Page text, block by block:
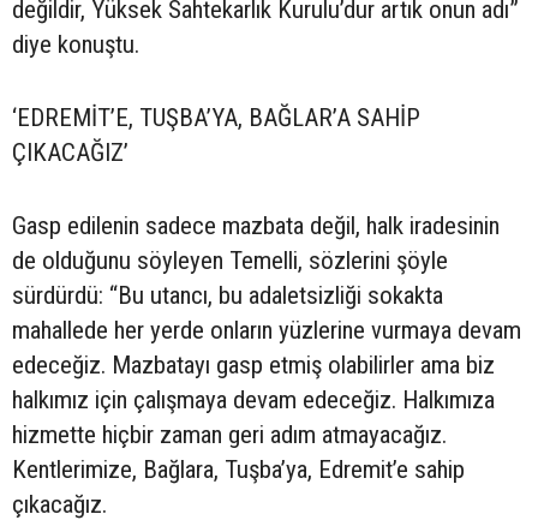
değildir, Yüksek Sahtekarlık Kurulu’dur artık onun adı”
diye konuştu.
‘EDREMİT’E, TUŞBA’YA, BAĞLAR’A SAHİP
ÇIKACAĞIZ’
Gasp edilenin sadece mazbata değil, halk iradesinin
de olduğunu söyleyen Temelli, sözlerini şöyle
sürdürdü: “Bu utancı, bu adaletsizliği sokakta
mahallede her yerde onların yüzlerine vurmaya devam
edeceğiz. Mazbatayı gasp etmiş olabilirler ama biz
halkımız için çalışmaya devam edeceğiz. Halkımıza
hizmette hiçbir zaman geri adım atmayacağız.
Kentlerimize, Bağlara, Tuşba’ya, Edremit’e sahip
çıkacağız.